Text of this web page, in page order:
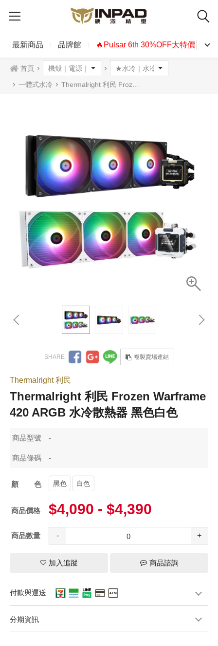
最新商品 品牌館 🔥Pulsar 6th 30%OFF大特價🔥
首頁
一體式水冷 Thermalright 利民 Frozen Warframe 420 ARGB 水冷散熱器 黑色白色
複製賣場連結
Thermalright 利民
Thermalright 利民 Frozen Warframe
420 ARGB 水冷散熱器 黑色白色
商品型號 -
商品條碼 -
顏色黑色 白色
商品價格 $4,090 - $4,390
商品數量 - +
加入追蹤 商品諮詢
付款與運送
分期資訊